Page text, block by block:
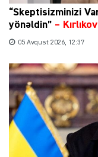
“Skeptisizminizi
yönəldin” –
05 Avqust 2026, 12:37